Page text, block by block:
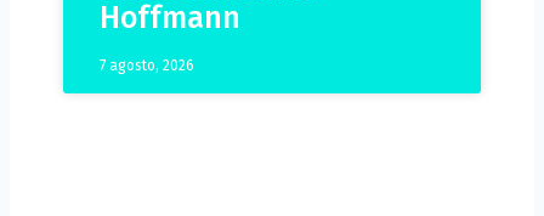
Hoffmann
7 agosto, 2026